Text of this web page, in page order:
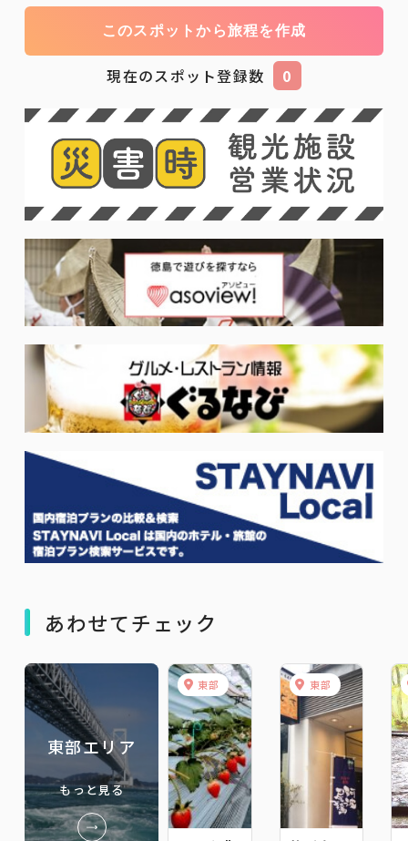
このスポットから旅程を作成
現在のスポット登録数 0
あわせてチェック
東部エリア
もっと見る
東部 東部